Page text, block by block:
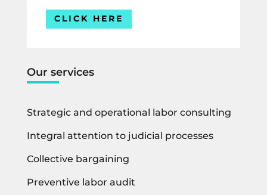
CLICK HERE
Our services
Strategic and operational labor consulting
Integral attention to judicial processes
Collective bargaining
Preventive labor audit